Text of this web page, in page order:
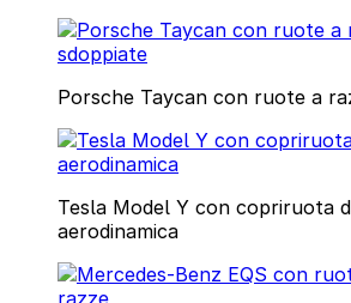
Porsche Taycan con ruote a
Tesla Model Y con copriruota
aerodinamica